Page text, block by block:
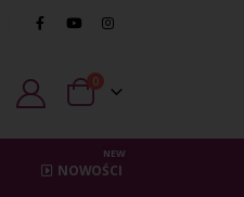
0
NOWOŚCI
NEW